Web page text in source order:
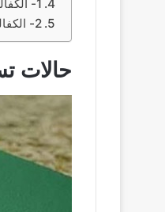
1- الكفالة الحضورية
2- الكفالة المالية
حالات